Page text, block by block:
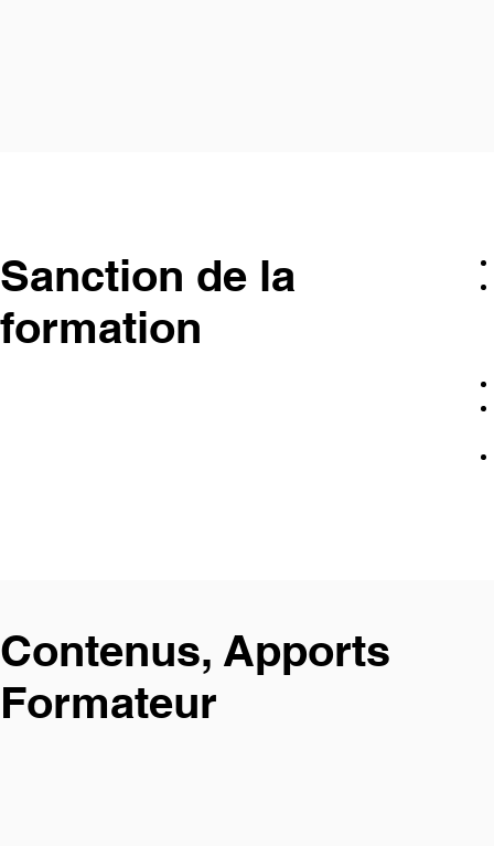
Sanction de la
formation
Contenus, Apports
Formateur